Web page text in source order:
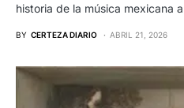
historia de la música mexicana
BY CERTEZA DIARIO ABRIL 21, 2026